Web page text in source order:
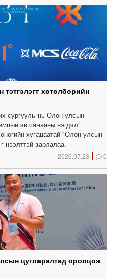
хөтөлбөрийн
сургууль нь Олон улсын
эв санааны нэгдэл"
хугацаатай "Олон улсын
нээлттэй зарлалаа.
2026.07.23 0
цугларалтад оролцож